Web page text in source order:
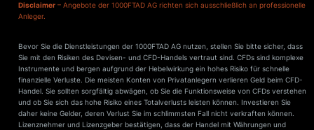
Disclaimer – Angebote der 1000FTAD AG richten sich ausschließlich an professionelle
Anleger.
Bevor Sie die Dienstleistungen der 1000FTAD AG nutzen, stellen Sie bitte sicher, dass
Sie mit den Risiken des Devisen- und CFD-Handels vertraut sind. CFDs sind komplexe
Instrumente und bergen aufgrund der Hebelwirkung ein hohes Risiko für schnelle
finanzielle Verluste. Die meisten Konten von Privatanlegern verlieren Geld beim CFD-
Handel. Sie sollten sorgfältig abwägen, ob Sie die Funktionsweise von CFDs verstehen
und ob Sie sich das hohe Risiko eines Totalverlusts leisten können. Investieren Sie
daher keine Gelder, deren Verlust Sie im schlimmsten Fall nicht verkraften können.
Lizenznehmer und Lizenzgeber bestätigen, dass der Handel mit Währungen und